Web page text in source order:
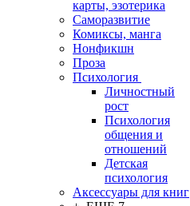
карты, эзотерика
Саморазвитие
Комиксы, манга
Нонфикшн
Проза
Психология
Личностный
рост
Психология
общения и
отношений
Детская
психология
Аксессуары для книг